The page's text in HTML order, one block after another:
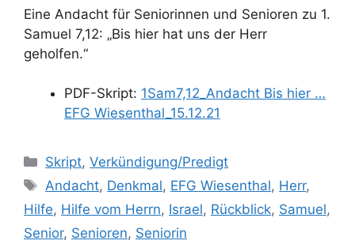
Eine Andacht für Seniorinnen und Senioren zu 1.
Samuel 7,12: „Bis hier hat uns der Herr
geholfen.“
PDF-Skript: 1Sam7,12_Andacht Bis hier …
EFG Wiesenthal_15.12.21
Kategorien
Skript,Verkündigung/Predigt
Schlagwörter
Andacht, Denkmal, EFG Wiesenthal, Herr,
Hilfe, Hilfe vom Herrn, Israel, Rückblick, Samuel,
Senior, Senioren, Seniorin